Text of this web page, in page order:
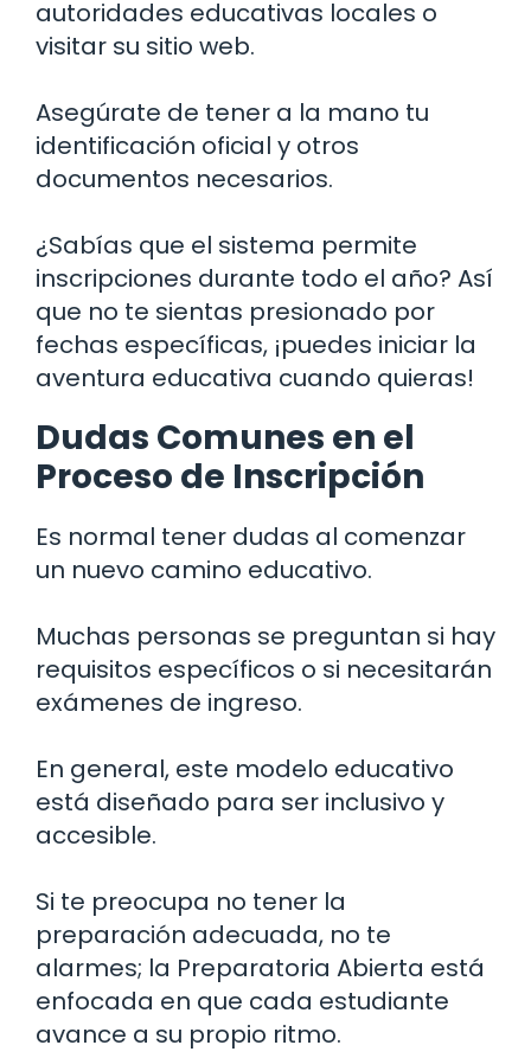
autoridades educativas locales o
visitar su sitio web.
Asegúrate de tener a la mano tu
identificación oficial y otros
documentos necesarios.
¿Sabías que el sistema permite
inscripciones durante todo el año? Así
que no te sientas presionado por
fechas específicas, ¡puedes iniciar la
aventura educativa cuando quieras!
Dudas Comunes en el
Proceso de Inscripción
Es normal tener dudas al comenzar
un nuevo camino educativo.
Muchas personas se preguntan si hay
requisitos específicos o si necesitarán
exámenes de ingreso.
En general, este modelo educativo
está diseñado para ser inclusivo y
accesible.
Si te preocupa no tener la
preparación adecuada, no te
alarmes; la Preparatoria Abierta está
enfocada en que cada estudiante
avance a su propio ritmo.